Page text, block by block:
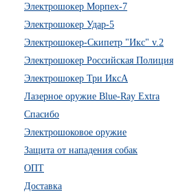
Электрошокер Морпех-7
Электрошокер Удар-5
Электрошокер-Скипетр "Икс" v.2
Электрошокер Российская Полиция
Электрошокер Три ИксА
Лазерное оружие Blue-Ray Extra
Спасибо
Электрошоковое оружие
Защита от нападения собак
ОПТ
Доставка